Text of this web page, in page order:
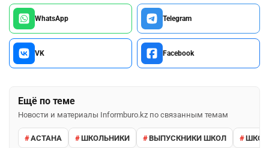
Поделиться
WhatsApp Telegram
VK Facebook
Ещё по теме
Новости и материалы Informburo.kz по связанным темам